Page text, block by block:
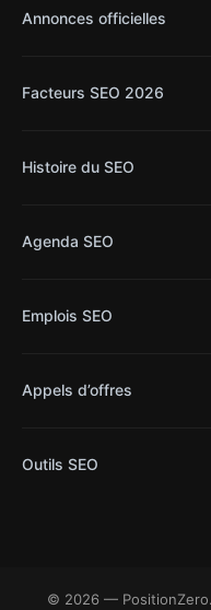
Annonces officielles
Facteurs SEO 2026
Histoire du SEO
Agenda SEO
Emplois SEO
Appels d’offres
Outils SEO
© 2026 —